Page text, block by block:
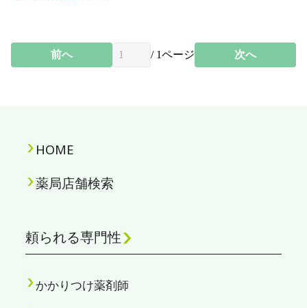
前へ / 1ページ 次へ
HOME
薬局店舗検索
頼られる専門性
かかりつけ薬剤師